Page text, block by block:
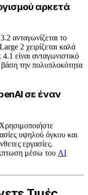
αρκετά
ανταγωνίζεται το
2 χειρίζεται καλά
είναι ανταγωνιστικό
την πολυπλοκότητα
σε έναν
υψηλού όγκου και
εργασίες.
μέσω του AI